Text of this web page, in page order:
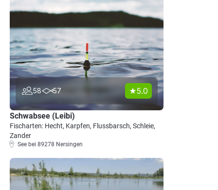
58 57 5.0
Schwabsee (Leibi)
Fischarten: Hecht, Karpfen, Flussbarsch, Schleie,
Zander
See bei 89278 Nersingen